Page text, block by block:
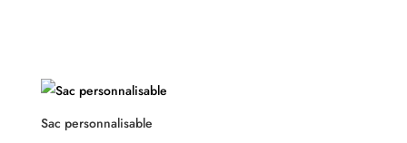
Sac personnalisable